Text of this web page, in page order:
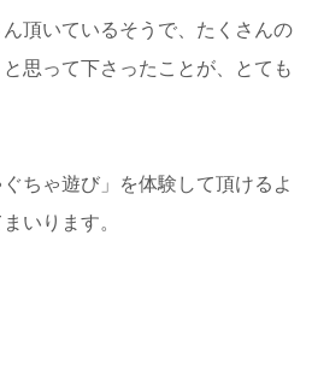
頂いているそうで、たくさんの
思って下さったことが、とても
ちゃ遊び」を体験して頂けるよ
いります。